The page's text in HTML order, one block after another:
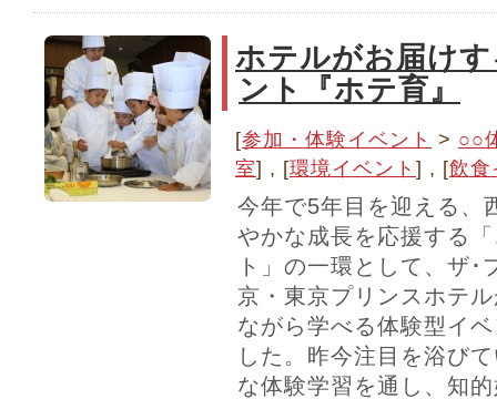
ホテルがお届け
ント『ホテ育』
[参加・体験イベント > ○○
室] , [環境イベント ] , [飲食
今年で5年目を迎える、
やかな成長を応援する
ト」の一環として、ザ･
京・東京プリンスホテ
ながら学べる体験型イ
した。昨今注目を浴び
な体験学習を通し、知